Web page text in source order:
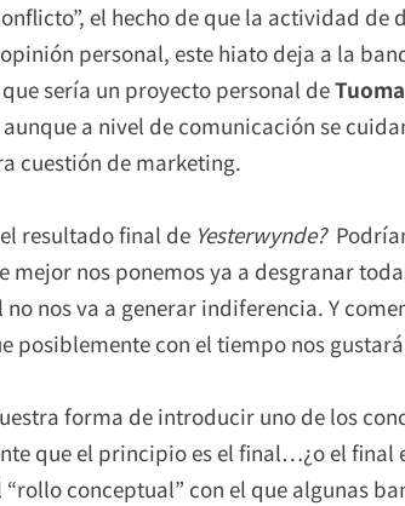
el hecho de que la actividad
personal, este hiato deja a la
sería un proyecto personal de
a nivel de comunicación se
cuestión de marketing.
resultado final de Yesterwynde?
mejor nos ponemos ya a desgranar
nos va a generar indiferencia. Y
posiblemente con el tiempo nos
forma de introducir uno de los
que el principio es el final…¿o el final
conceptual” con el que algunas